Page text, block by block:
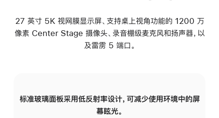
27 英寸 5K 视网膜显示屏、支持桌上视角功能的 1200 万
像素 Center Stage 摄像头、录音棚级麦克风和扬声器，以
及雷雳 5 端口。
标准玻璃面板采用低反射率设计，可减少使用环境中的屏
幕眩光。